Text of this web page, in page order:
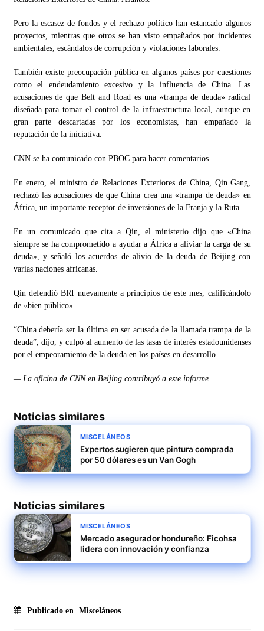
Pero la escasez de fondos y el rechazo político han estancado algunos
proyectos, mientras que otros se han visto empañados por incidentes
ambientales, escándalos de corrupción y violaciones laborales.
También existe preocupación pública en algunos países por cuestiones
como el endeudamiento excesivo y la influencia de China. Las
acusaciones de que Belt and Road es una «trampa de deuda» radical
diseñada para tomar el control de la infraestructura local, aunque en
gran parte descartadas por los economistas, han empañado la
reputación de la iniciativa.
CNN se ha comunicado con PBOC para hacer comentarios.
En enero, el ministro de Relaciones Exteriores de China, Qin Gang,
rechazó las acusaciones de que China crea una «trampa de deuda» en
África, un importante receptor de inversiones de la Franja y la Ruta.
En un comunicado que cita a Qin, el ministerio dijo que «China
siempre se ha comprometido a ayudar a África a aliviar la carga de su
deuda», y señaló los acuerdos de alivio de la deuda de Beijing con
varias naciones africanas.
Qin defendió BRI nuevamente a principios de este mes, calificándolo
de «bien público».
“China debería ser la última en ser acusada de la llamada trampa de la
deuda”, dijo, y culpó al aumento de las tasas de interés estadounidenses
por el empeoramiento de la deuda en los países en desarrollo.
— La oficina de CNN en Beijing contribuyó a este informe.
Noticias similares
MISCELÁNEOS
Expertos sugieren que pintura comprada
por 50 dólares es un Van Gogh
Noticias similares
MISCELÁNEOS
Mercado asegurador hondureño: Ficohsa
lidera con innovación y confianza
Publicado en Misceláneos